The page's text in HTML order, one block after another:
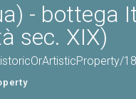
- bottega
sec. XIX)